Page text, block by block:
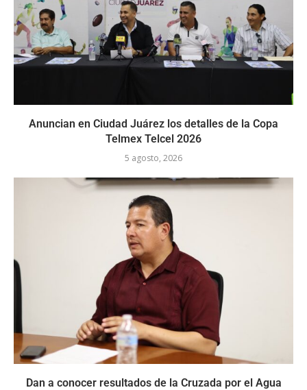
Anuncian en Ciudad Juárez los detalles de la Copa
Telmex Telcel 2026
5 agosto, 2026
Dan a conocer resultados de la Cruzada por el Agua